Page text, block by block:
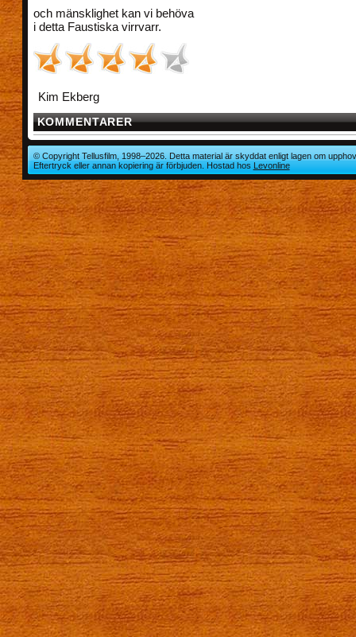
och mänsklighet kan vi behöva
i detta Faustiska virrvarr.
Kim Ekberg
KOMMENTARER
© Copyright Tellusfilm, 1998–2026. Detta material är skyddat enligt lagen om
Eftertryck eller annan kopiering är förbjuden. Hostad hosLevonline